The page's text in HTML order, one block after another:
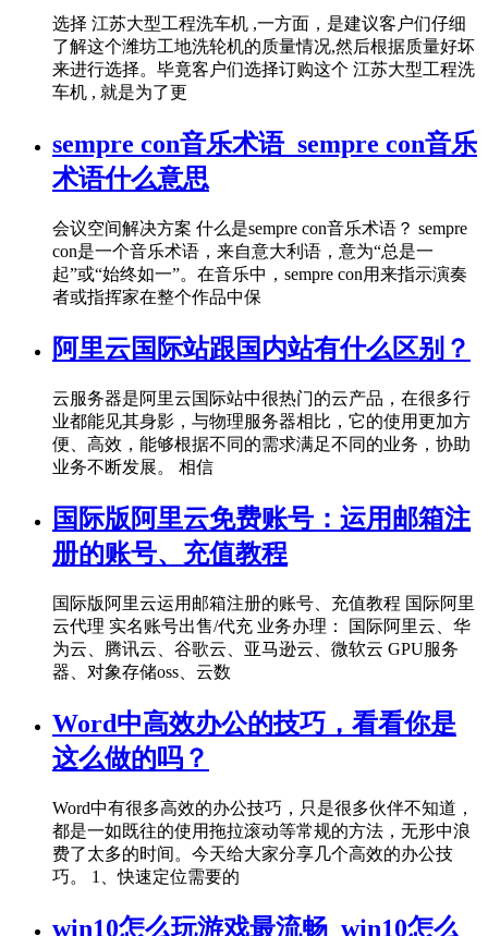
选择 江苏大型工程洗车机 ,一方面，是建议客户们仔细
了解这个潍坊工地洗轮机的质量情况,然后根据质量好坏
来进行选择。毕竟客户们选择订购这个 江苏大型工程洗
车机 , 就是为了更
sempre con音乐术语_sempre con音乐
术语什么意思
会议空间解决方案 什么是sempre con音乐术语？ sempre
con是一个音乐术语，来自意大利语，意为“总是一
起”或“始终如一”。在音乐中，sempre con用来指示演奏
者或指挥家在整个作品中保
阿里云国际站跟国内站有什么区别？
云服务器是阿里云国际站中很热门的云产品，在很多行
业都能见其身影，与物理服务器相比，它的使用更加方
便、高效，能够根据不同的需求满足不同的业务，协助
业务不断发展。 相信
国际版阿里云免费账号：运用邮箱注
册的账号、充值教程
国际版阿里云运用邮箱注册的账号、充值教程 国际阿里
云代理 实名账号出售/代充 业务办理： 国际阿里云、华
为云、腾讯云、谷歌云、亚马逊云、微软云 GPU服务
器、对象存储oss、云数
Word中高效办公的技巧，看看你是
这么做的吗？
Word中有很多高效的办公技巧，只是很多伙伴不知道，
都是一如既往的使用拖拉滚动等常规的方法，无形中浪
费了太多的时间。今天给大家分享几个高效的办公技
巧。 1、快速定位需要的
win10怎么玩游戏最流畅_win10怎么